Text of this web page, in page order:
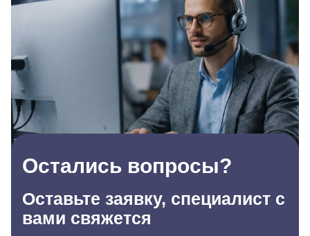
Остались вопросы?
Оставьте заявку, специалист с
вами свяжется